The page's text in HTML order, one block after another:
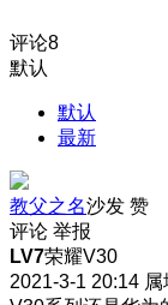
评论8
默认
默认
最新
教父之名沙发 赞
评论 举报
LV7荣耀V30
2021-3-1 20:14